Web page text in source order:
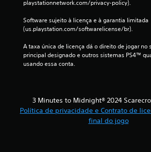
d
i
e
r
s
o
t
õ
u
playstationnetwork.com/privacy-policy).
Software sujeito à licença e à garantia limitada
(us.playstation.com/softwarelicense/br).
A taxa única de licença dá o direito de jogar no
principal designado e outros sistemas PS4™
usando essa conta.
3 Minutes to Midnight® 2024
Política de privacidade e Contrato de
final do jogo